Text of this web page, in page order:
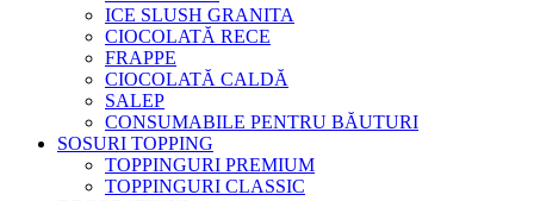
ICE SLUSH GRANITA
CIOCOLATĂ RECE
FRAPPE
CIOCOLATĂ CALDĂ
SALEP
CONSUMABILE PENTRU BĂUTURI
SOSURI TOPPING
TOPPINGURI PREMIUM
TOPPINGURI CLASSIC